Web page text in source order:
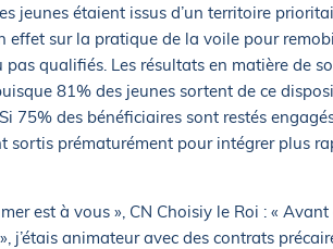
jeunes étaient issus d’un territoire
effet sur la pratique de la voile pour
qualifiés. Les résultats en matière de
81% des jeunes sortent de ce
75% des bénéficiaires sont restés
sortis prématurément pour intégrer plus
est à vous », CN Choisiy le Roi : « Avant
j’étais animateur avec des contrats